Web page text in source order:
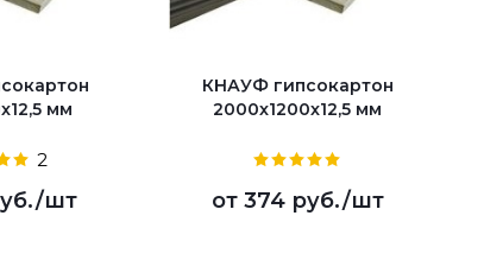
мм
2
/шт
КНАУФ гипсокартон
2000x1200x12,5 мм
от 374 руб./шт